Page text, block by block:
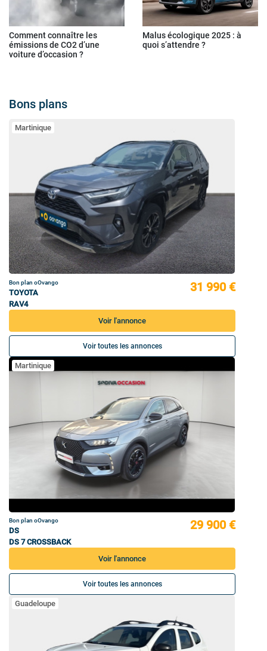
Comment connaître les
émissions de CO2 d’une
voiture d’occasion ?
Malus écologique 2025 : à
quoi s’attendre ?
Bons plans
Martinique
Bon plan oOvango
TOYOTA
RAV4
31 990 €
Voir l'annonce
Voir toutes les annonces
Martinique
Bon plan oOvango
DS
DS 7 CROSSBACK
29 900 €
Voir l'annonce
Voir toutes les annonces
Guadeloupe